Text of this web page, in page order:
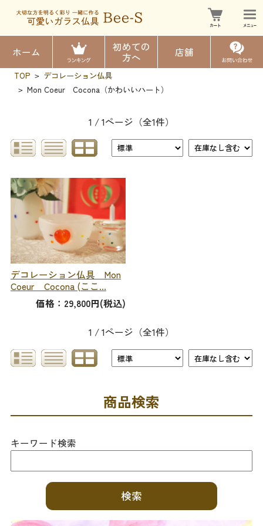
ホーム
初めての
方へ
店舗
TOP > デコレーション仏具
> Mon Coeur Cocona（かわいいハート）
1 / 1ページ （全1件）
デコレーション仏具 Mon
Coeur Cocona (ここ...
価格：29,800円(税込)
1 / 1ページ （全1件）
商品検索
キーワード検索